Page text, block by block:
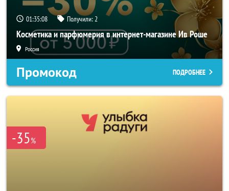
01:35:06 Получили:2
Косметика и парфюмерия в интернет-магазине Ив Роше
Россия
Промокод ПОДРОБНЕЕ
-35%